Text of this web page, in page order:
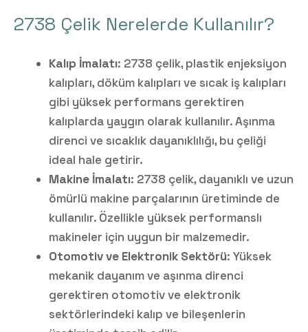
2738 Çelik Nerelerde Kullanılır?
Kalıp İmalatı: 2738 çelik, plastik enjeksiyon
kalıpları, döküm kalıpları ve sıcak iş kalıpları
gibi yüksek performans gerektiren
kalıplarda yaygın olarak kullanılır. Aşınma
direnci ve sıcaklık dayanıklılığı, bu çeliği
ideal hale getirir.
Makine İmalatı: 2738 çelik, dayanıklı ve uzun
ömürlü makine parçalarının üretiminde de
kullanılır. Özellikle yüksek performanslı
makineler için uygun bir malzemedir.
Otomotiv ve Elektronik Sektörü: Yüksek
mekanik dayanım ve aşınma direnci
gerektiren otomotiv ve elektronik
sektörlerindeki kalıp ve bileşenlerin